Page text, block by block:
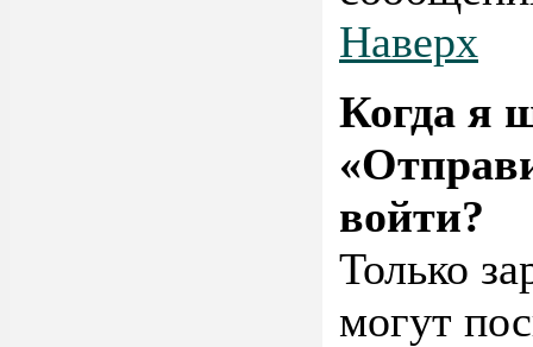
Наверх
Когда я
войти?
Только
могут